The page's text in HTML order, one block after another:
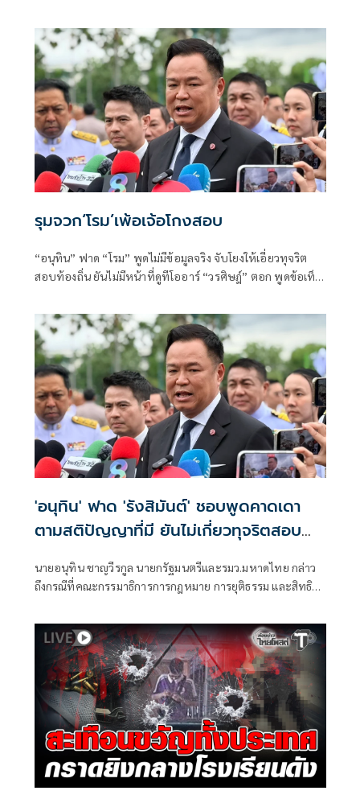
รุมจวก‘โรม’เพ้อเจ้อโกงสอบ
“อนุทิน” ฟาด “โรม” พูดไม่มีข้อมูลจริง จับโยงให้เอี่ยวทุจริต
สอบท้องถิ่น ยันไม่มีหน้าที่ดูทีโออาร์ “วรศิษฎ์” ตอก พูดข้อเท็จ
'อนุทิน' ฟาด 'รังสิมันต์' ชอบพูดคาดเดา
ตามสติปัญญาที่มี ยันไม่เกี่ยวทุจริตสอบ
นายอนุทิน ชาญวีรกูล นายกรัฐมนตรีและรมว.มหาดไทย กล่าว
ถึงกรณีที่คณะกรรมาธิการการกฎหมาย การยุติธรรม และสิทธิ
กรรมาธิการ มีการอ้างชื่อนายกรัฐมนตรี เข้าไปเกี่ยวข้องกับการ
ทุจริตสอบท้องถิ่น